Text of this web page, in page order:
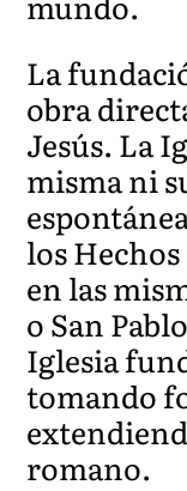
La
obra
Jesús. La
misma ni
los
en las
o San
Iglesia
tomando
romano.